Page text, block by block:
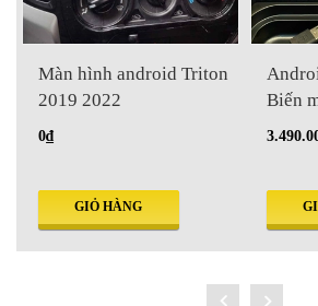
Màn hình android Triton
2019 2022
0₫
GIỎ HÀNG
Biến
màn